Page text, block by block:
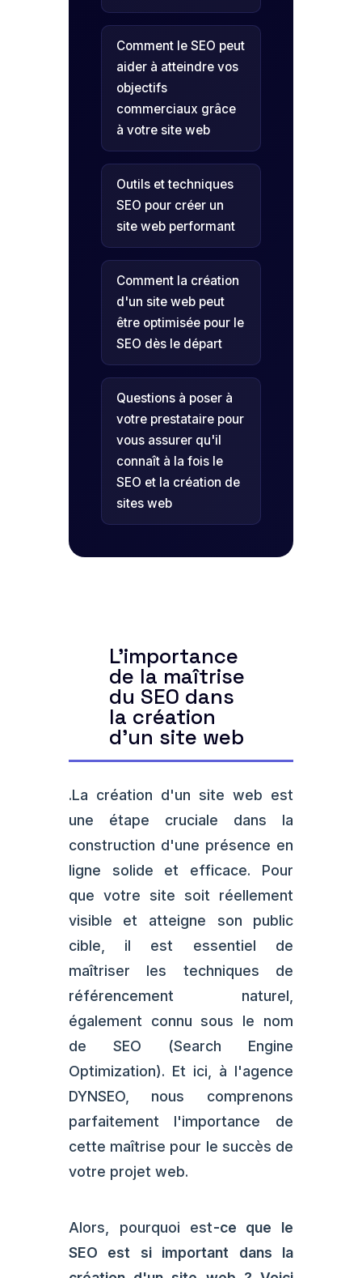
Comment le SEO peut
aider à atteindre vos
objectifs
commerciaux grâce
à votre site web
Outils et techniques
SEO pour créer un
site web performant
Comment la création
d'un site web peut
être optimisée pour le
SEO dès le départ
Questions à poser à
votre prestataire pour
vous assurer qu'il
connaît à la fois le
SEO et la création de
sites web
L'importance
de la maîtrise
du SEO dans
la création
d'un site web
.La création d'un site web est
une étape cruciale dans la
construction d'une présence en
ligne solide et efficace. Pour
que votre site soit réellement
visible et atteigne son public
cible, il est essentiel de
maîtriser les techniques de
référencement naturel,
également connu sous le nom
de SEO (Search Engine
Optimization). Et ici, à l'agence
DYNSEO, nous comprenons
parfaitement l'importance de
cette maîtrise pour le succès de
votre projet web.
Alors, pourquoi est-ce que le
SEO est si important dans la